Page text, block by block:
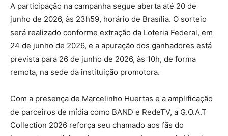
A participação na campanha segue aberta até 20 de
junho de 2026, às 23h59, horário de Brasília. O sorteio
será realizado conforme extração da Loteria Federal, em
24 de junho de 2026, e a apuração dos ganhadores está
prevista para 26 de junho de 2026, às 10h, de forma
remota, na sede da instituição promotora.
Com a presença de Marcelinho Huertas e a amplificação
de parceiros de mídia como BAND e RedeTV, a G.O.A.T
Collection 2026 reforça seu chamado aos fãs do